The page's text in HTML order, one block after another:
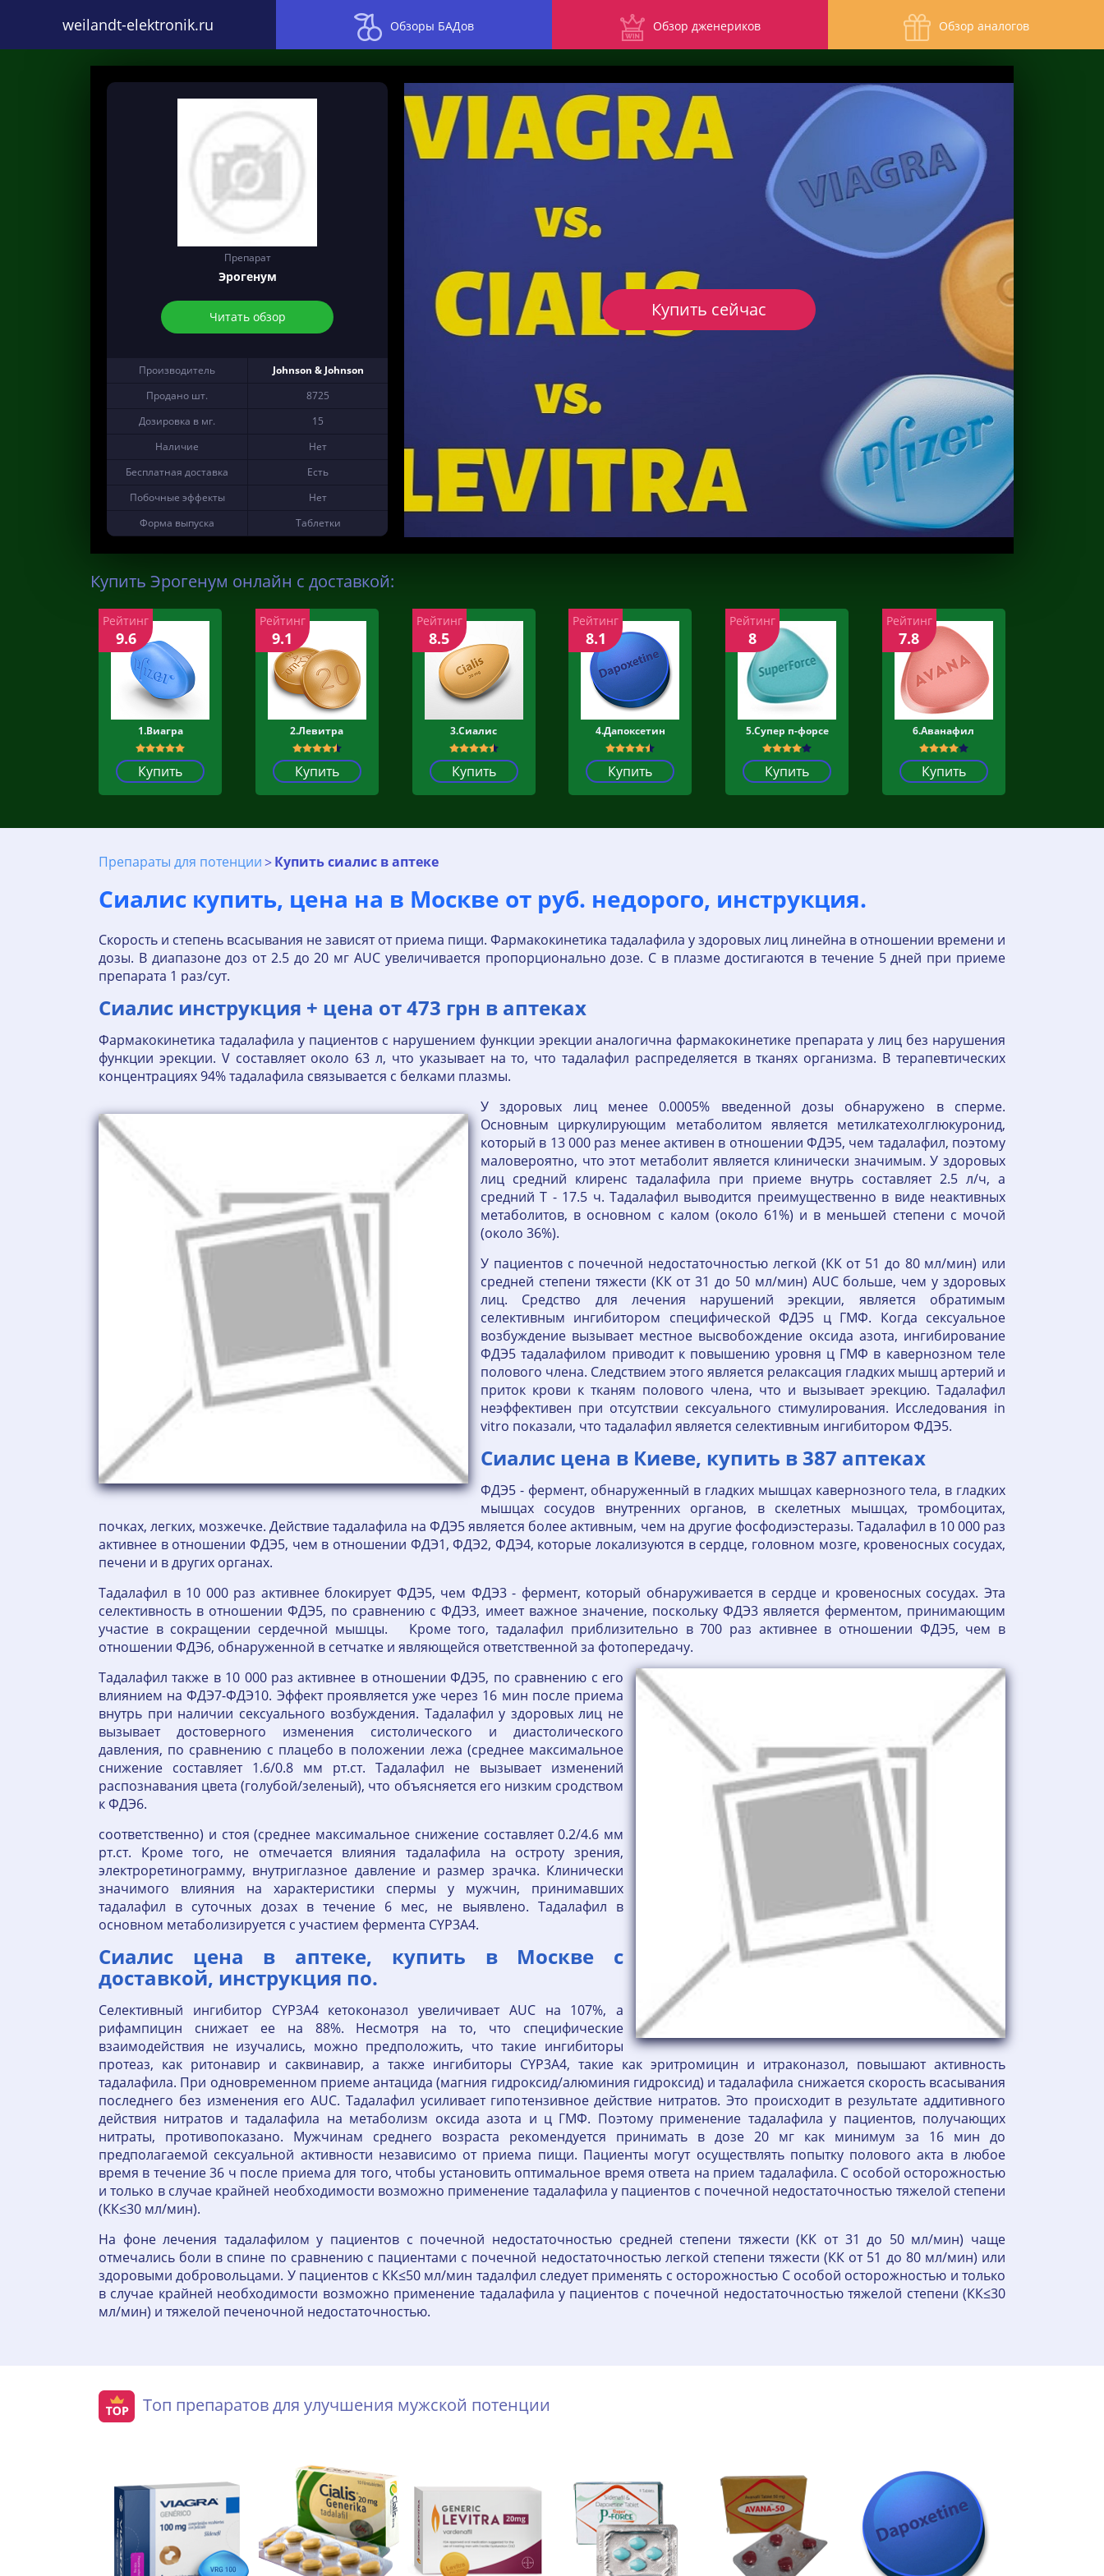
weilandt-elektronik.ru Обзоры БАДов Обзор дженериков Обзор аналогов
Препарат
Эрогенум
Читать обзор
Производитель
Johnson & Johnson
Продано шт.
8725
Дозировка в мг.
15
Наличие
Нет
Бесплатная доставка
Есть
Побочные эффекты
Нет
Форма выпуска
Таблетки
Купить сейчас
Купить Эрогенум онлайн с доставкой:
1.Виагра
Купить
Рейтинг
9.6
2.Левитра
Купить
Рейтинг
9.1
3.Сиалис
Купить
Рейтинг
8.5
4.Дапоксетин
Купить
Рейтинг
8.1
5.Супер п-форсе
Купить
Рейтинг
8
6.Аванафил
Купить
Рейтинг
7.8
Препараты для потенции Купить сиалис в аптеке
Сиалис купить, цена на в Москве от руб. недорого, инструкция.
Скорость и степень всасывания не зависят от приема пищи. Фармакокинетика тадалафила у здоровых лиц линейна в отношении времени и
дозы. В диапазоне доз от 2.5 до 20 мг AUC увеличивается пропорционально дозе. C в плазме достигаются в течение 5 дней при приеме
препарата 1 раз/сут.
Сиалис инструкция + цена от 473 грн в аптеках
Фармакокинетика тадалафила у пациентов с нарушением функции эрекции аналогична фармакокинетике препарата у лиц без нарушения
функции эрекции. V составляет около 63 л, что указывает на то, что тадалафил распределяется в тканях организма. В терапевтических
концентрациях 94% тадалафила связывается с белками плазмы.
У здоровых лиц менее 0.0005% введенной дозы обнаружено в сперме.
Основным циркулирующим метаболитом является метилкатехолглюкуронид,
который в 13 000 раз менее активен в отношении ФДЭ5, чем тадалафил, поэтому
маловероятно, что этот метаболит является клинически значимым. У здоровых
лиц средний клиренс тадалафила при приеме внутрь составляет 2.5 л/ч, а
средний T - 17.5 ч. Тадалафил выводится преимущественно в виде неактивных
метаболитов, в основном с калом (около 61%) и в меньшей степени с мочой
(около 36%).
У пациентов с почечной недостаточностью легкой (КК от 51 до 80 мл/мин) или
средней степени тяжести (КК от 31 до 50 мл/мин) AUC больше, чем у здоровых
лиц. Средство для лечения нарушений эрекции, является обратимым
селективным ингибитором специфической ФДЭ5 ц ГМФ. Когда сексуальное
возбуждение вызывает местное высвобождение оксида азота, ингибирование
ФДЭ5 тадалафилом приводит к повышению уровня ц ГМФ в кавернозном теле
полового члена. Следствием этого является релаксация гладких мышц артерий и
приток крови к тканям полового члена, что и вызывает эрекцию. Тадалафил
неэффективен при отсутствии сексуального стимулирования. Исследования in
vitro показали, что тадалафил является селективным ингибитором ФДЭ5.
Сиалис цена в Киеве, купить в 387 аптеках
ФДЭ5 - фермент, обнаруженный в гладких мышцах кавернозного тела, в гладких
мышцах сосудов внутренних органов, в скелетных мышцах, тромбоцитах,
почках, легких, мозжечке. Действие тадалафила на ФДЭ5 является более активным, чем на другие фосфодиэстеразы. Тадалафил в 10 000 раз
активнее в отношении ФДЭ5, чем в отношении ФДЭ1, ФДЭ2, ФДЭ4, которые локализуются в сердце, головном мозге, кровеносных сосудах,
печени и в других органах.
Тадалафил в 10 000 раз активнее блокирует ФДЭ5, чем ФДЭ3 - фермент, который обнаруживается в сердце и кровеносных сосудах. Эта
селективность в отношении ФДЭ5, по сравнению с ФДЭ3, имеет важное значение, поскольку ФДЭ3 является ферментом, принимающим
участие в сокращении сердечной мышцы. Кроме того, тадалафил приблизительно в 700 раз активнее в отношении ФДЭ5, чем в
отношении ФДЭ6, обнаруженной в сетчатке и являющейся ответственной за фотопередачу.
Тадалафил также в 10 000 раз активнее в отношении ФДЭ5, по сравнению с его
влиянием на ФДЭ7-ФДЭ10. Эффект проявляется уже через 16 мин после приема
внутрь при наличии сексуального возбуждения. Тадалафил у здоровых лиц не
вызывает достоверного изменения систолического и диастолического
давления, по сравнению с плацебо в положении лежа (среднее максимальное
снижение составляет 1.6/0.8 мм рт.ст. Тадалафил не вызывает изменений
распознавания цвета (голубой/зеленый), что объясняется его низким сродством
к ФДЭ6.
соответственно) и стоя (среднее максимальное снижение составляет 0.2/4.6 мм
рт.ст. Кроме того, не отмечается влияния тадалафила на остроту зрения,
электроретинограмму, внутриглазное давление и размер зрачка. Клинически
значимого влияния на характеристики спермы у мужчин, принимавших
тадалафил в суточных дозах в течение 6 мес, не выявлено. Тадалафил в
основном метаболизируется с участием фермента CYP3A4.
Сиалис цена в аптеке, купить в Москве с
доставкой, инструкция по.
Селективный ингибитор CYP3A4 кетоконазол увеличивает AUC на 107%, а
рифампицин снижает ее на 88%. Несмотря на то, что специфические
взаимодействия не изучались, можно предположить, что такие ингибиторы
протеаз, как ритонавир и саквинавир, а также ингибиторы CYP3A4, такие как эритромицин и итраконазол, повышают активность
тадалафила. При одновременном приеме антацида (магния гидроксид/алюминия гидроксид) и тадалафила снижается скорость всасывания
последнего без изменения его AUC. Тадалафил усиливает гипотензивное действие нитратов. Это происходит в результате аддитивного
действия нитратов и тадалафила на метаболизм оксида азота и ц ГМФ. Поэтому применение тадалафила у пациентов, получающих
нитраты, противопоказано. Мужчинам среднего возраста рекомендуется принимать в дозе 20 мг как минимум за 16 мин до
предполагаемой сексуальной активности независимо от приема пищи. Пациенты могут осуществлять попытку полового акта в любое
время в течение 36 ч после приема для того, чтобы установить оптимальное время ответа на прием тадалафила. С особой осторожностью
и только в случае крайней необходимости возможно применение тадалафила у пациентов с почечной недостаточностью тяжелой степени
(КК≤30 мл/мин).
На фоне лечения тадалафилом у пациентов с почечной недостаточностью средней степени тяжести (КК от 31 до 50 мл/мин) чаще
отмечались боли в спине по сравнению с пациентами с почечной недостаточностью легкой степени тяжести (КК от 51 до 80 мл/мин) или
здоровыми добровольцами. У пациентов с КК≤50 мл/мин тадалфил следует применять с осторожностью С особой осторожностью и только
в случае крайней необходимости возможно применение тадалафила у пациентов с почечной недостаточностью тяжелой степени (КК≤30
мл/мин) и тяжелой печеночной недостаточностью.
Топ препаратов для улучшения мужской потенции